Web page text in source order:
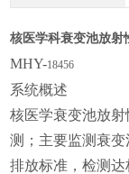
核医学科衰变池放射
MHY-18456
系统概述
核医学衰变池放
测；主要监测衰
排放标准，检测